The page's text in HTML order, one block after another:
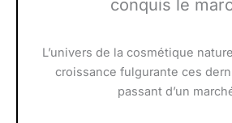
conquis le
L’univers de la cosmétique
croissance fulgurante ces
passant d’un